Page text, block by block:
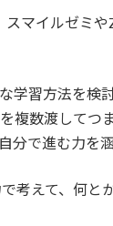
マイルゼミ
学習方法を検
複数渡してつ
で進む力を
考えて、何と